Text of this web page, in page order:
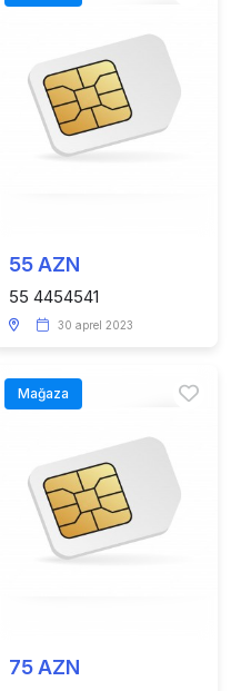
55 AZN
55 4454541
30 aprel 2023
Mağaza
75 AZN